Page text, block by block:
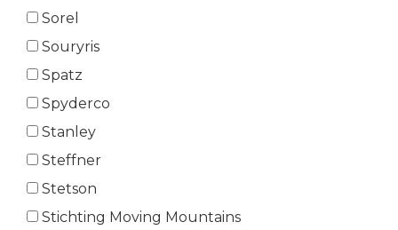
Sorel
Souryris
Spatz
Spyderco
Stanley
Steffner
Stetson
Stichting Moving Mountains